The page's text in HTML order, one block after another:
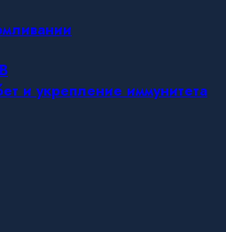
и укрепление иммунитета